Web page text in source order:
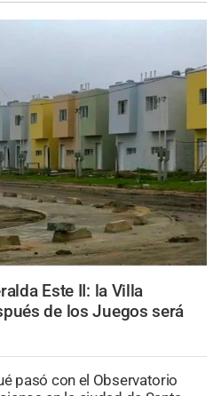
Este II: la Villa
de los Juegos será
pasó con el Observatorio